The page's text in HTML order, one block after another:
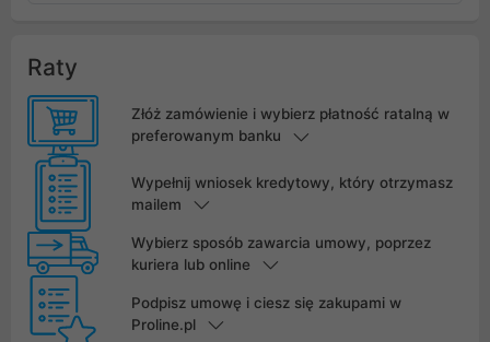
Raty
Złóż zamówienie i wybierz płatność ratalną w
preferowanym banku
Wypełnij wniosek kredytowy, który otrzymasz
mailem
Wybierz sposób zawarcia umowy, poprzez
kuriera lub online
Podpisz umowę i ciesz się zakupami w
Proline.pl